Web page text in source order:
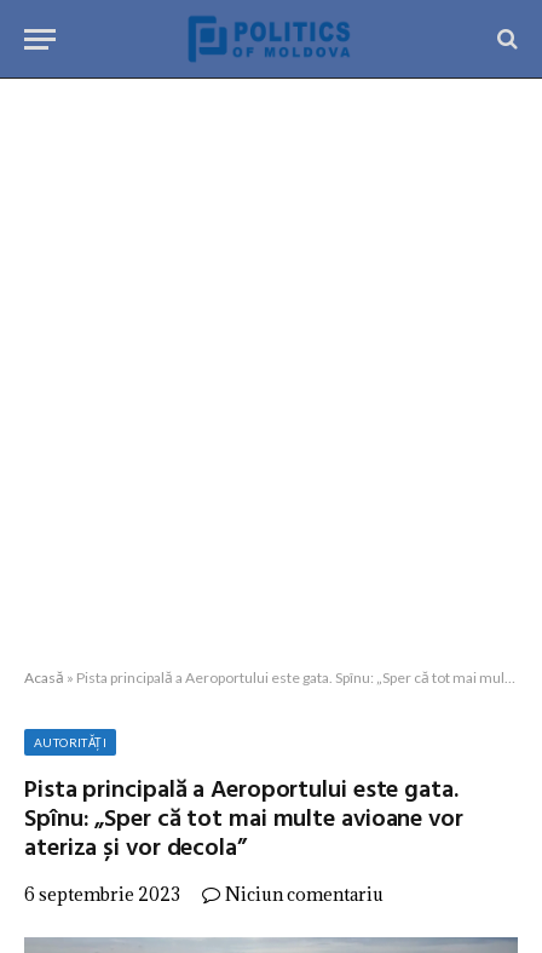
Acasă » Pista principală a Aeroportului este gata. Spînu: „Sper că tot mai multe avioane vor ateriza și vor decola”
AUTORITĂȚI
Pista principală a Aeroportului este gata.
Spînu: „Sper că tot mai multe avioane vor
ateriza și vor decola”
6 septembrie 2023 Niciun comentariu